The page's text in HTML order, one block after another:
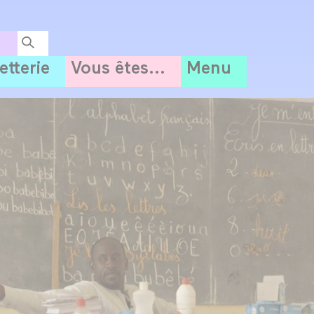
Vous êtes... Menu